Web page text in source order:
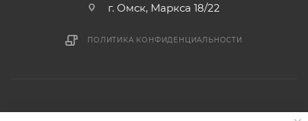
г. Омск, Маркса 18/22
ПОЛИТИКА КОНФИДЕНЦИАЛЬНОСТИ